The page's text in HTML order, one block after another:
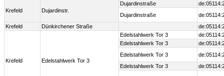
Krefeld Dujardinstr.
Dujardinstraße
Dujardinstraße
Krefeld
Dünkirchener Straße
Krefeld Edelstahlwerk Tor 3
Edelstahlwerk Tor 3
Edelstahlwerk Tor 3
Edelstahlwerk Tor 3
Edelstahlwerk Tor 3